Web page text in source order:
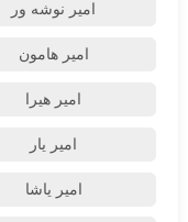
امیر نوشه ور
امیر هامون
امیر هیرا
امیر یار
امیر یاشا